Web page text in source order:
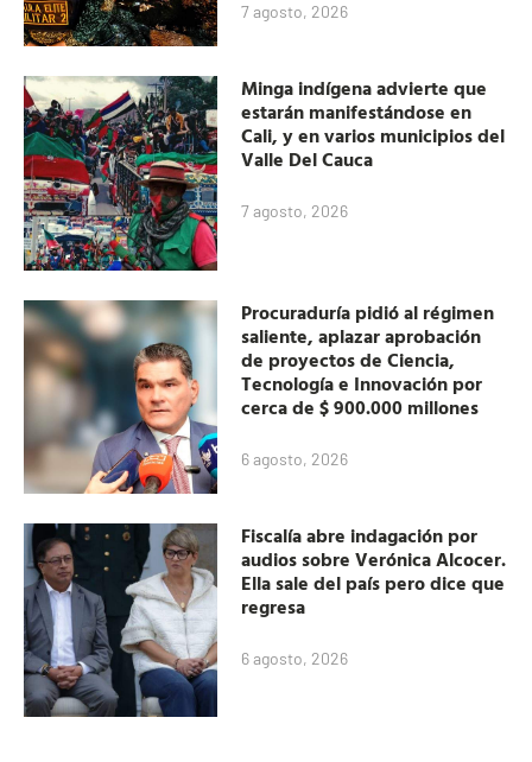
7 agosto, 2026
Minga indígena advierte que
estarán manifestándose en
Cali, y en varios municipios del
Valle Del Cauca
7 agosto, 2026
Procuraduría pidió al régimen
saliente, aplazar aprobación
de proyectos de Ciencia,
Tecnología e Innovación por
cerca de $ 900.000 millones
6 agosto, 2026
Fiscalía abre indagación por
audios sobre Verónica Alcocer.
Ella sale del país pero dice que
regresa
6 agosto, 2026